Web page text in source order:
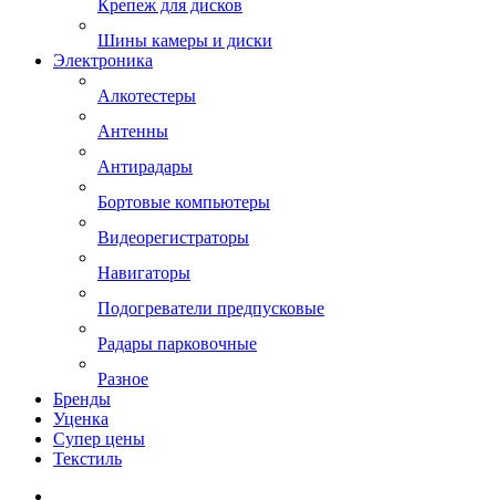
Крепеж для дисков
Шины камеры и диски
Электроника
Алкотестеры
Антенны
Антирадары
Бортовые компьютеры
Видеорегистраторы
Навигаторы
Подогреватели предпусковые
Радары парковочные
Разное
Бренды
Уценка
Супер цены
Текстиль